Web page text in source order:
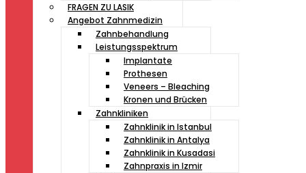
FRAGEN ZU LASIK
Angebot Zahnmedizin
Zahnbehandlung
Leistungsspektrum
Implantate
Prothesen
Veneers – Bleaching
Kronen und Brücken
Zahnkliniken
Zahnklinik in Istanbul
Zahnklinik in Antalya
Zahnklinik in Kusadasi
Zahnpraxis in Izmir